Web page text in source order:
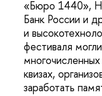
«Бюро 1440»,
Банк России и
и
фестиваля
квизах,
заработать